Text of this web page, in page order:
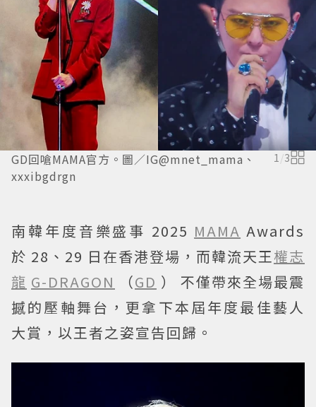
GD回嗆MAMA官方。圖／IG@mnet_mama、
xxxibgdrgn
1/3
南韓年度音樂盛事 2025 MAMA Awards
於 28、29 日在香港登場，而韓流天王權志
龍 G-DRAGON （GD ） 不僅帶來全場最震
撼的壓軸舞台，更拿下本屆年度最佳藝人
大賞，以王者之姿宣告回歸。